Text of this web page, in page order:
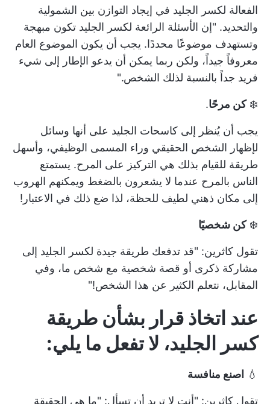
الفعالة لكسر الجليد في إيجاد التوازن بين الشمولية
والتحديد. "إن الأسئلة الرائعة لكسر الجليد تكون مبهجة
وتستهدف موضوعًا محددًا. يجب أن يكون الموضوع العام
معروفاً جيداً، ولكن ربما يمكن أن يدعو الإطار إلى شيء
فريد جداً بالنسبة لذلك الشخص."
❄️كن مرحًا.
يجب أن يُنظر إلى كاسحات الجليد على أنها وسائل
لإظهار الشخص الحقيقي وراء المسمى الوظيفي، وأسهل
طريقة للقيام بذلك هي التركيز على المرح. يستمتع
الناس بالمرح عندما لا يشعرون بالضغط ويمكنهم الهروب
إلى مكان ذهني لطيف للحظة، لذا ضع ذلك في الاعتبار!
❄️كن شخصيًا
تقول كاثرين: "قد تدفعك طريقة جيدة لكسر الجليد إلى
مشاركة ذكرى أو قصة شخصية مع شخص ما، وفي
المقابل، نتعلم الكثير عن هذا الشخص!"
عند اتخاذ قرار بشأن طريقة
كسر الجليد، لا تفعل ما يلي:
💧 اصنع منافسة
تقول كاثرين: "أنت لا تريد أن تسأل: "ما هي الحقيقة